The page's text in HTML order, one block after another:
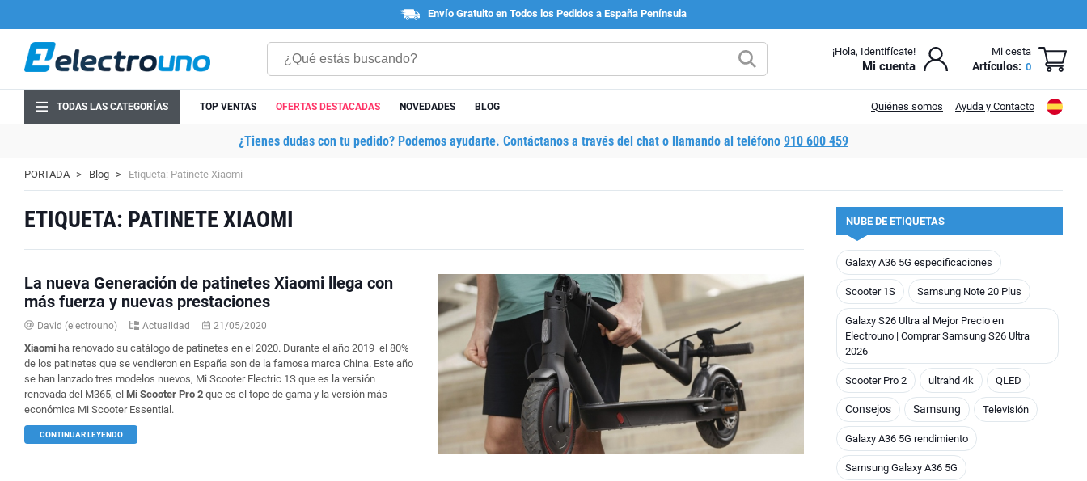
Envío Gratuito en Todos los Pedidos a España Península
¡Hola, Identifícate!
Mi cuenta
Mi cesta
Artículos: 0
TODAS LAS CATEGORÍAS TOP VENTAS OFERTAS DESTACADAS NOVEDADES BLOG Quiénes somos Ayuda y Contacto
¿Tienes dudas con tu pedido? Podemos ayudarte. Contáctanos a través del chat o llamando al teléfono 910 600 459
PORTADA Blog Etiqueta: Patinete Xiaomi
ETIQUETA: PATINETE XIAOMI
La nueva Generación de patinetes Xiaomi llega con
más fuerza y nuevas prestaciones
David (electrouno) Actualidad 21/05/2020
Xiaomi ha renovado su catálogo de patinetes en el 2020. Durante el año 2019 el 80%
de los patinetes que se vendieron en España son de la famosa marca China. Este año
se han lanzado tres modelos nuevos, Mi Scooter Electric 1S que es la versión
renovada del M365, el Mi Scooter Pro 2 que es el tope de gama y la versión más
económica Mi Scooter Essential.
CONTINUAR LEYENDO
NUBE DE ETIQUETAS
Galaxy A36 5G especificaciones
Scooter 1S Samsung Note 20 Plus
Galaxy S26 Ultra al Mejor Precio en
Electrouno | Comprar Samsung S26 Ultra
2026
Scooter Pro 2 ultrahd 4k QLED
Consejos Samsung Televisión
Galaxy A36 5G rendimiento
Samsung Galaxy A36 5G